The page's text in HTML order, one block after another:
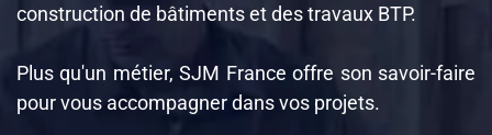
construction de bâtiments et des travaux BTP.
Plus qu'un métier, SJM France offre son savoir-faire
pour vous accompagner dans vos projets.